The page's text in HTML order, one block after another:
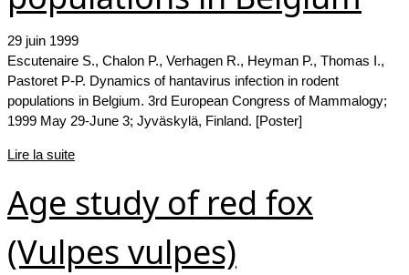
29 juin 1999
Escutenaire S., Chalon P., Verhagen R., Heyman P., Thomas I.,
Pastoret P-P. Dynamics of hantavirus infection in rodent
populations in Belgium. 3rd European Congress of Mammalogy;
1999 May 29-June 3; Jyväskylä, Finland. [Poster]
Lire la suite
Age study of red fox
(Vulpes vulpes)